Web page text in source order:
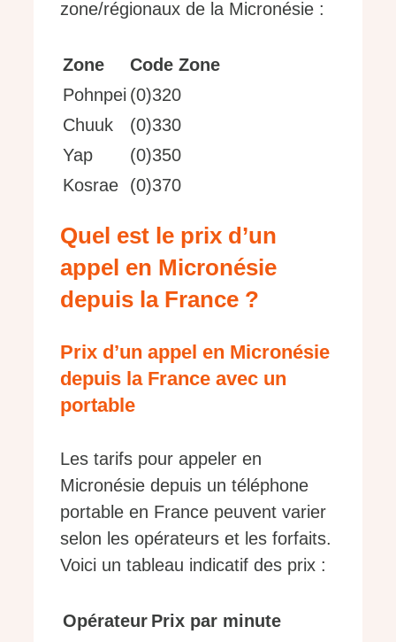
zone/régionaux de la Micronésie :
Zone
Code Zone
Pohnpei (0)320
Chuuk
(0)330
Yap
(0)350
Kosrae
(0)370
Quel est le prix d’un
appel en Micronésie
depuis la France ?
Prix d’un appel en Micronésie
depuis la France avec un
portable
Les tarifs pour appeler en
Micronésie depuis un téléphone
portable en France peuvent varier
selon les opérateurs et les forfaits.
Voici un tableau indicatif des prix :
Opérateur Prix par minute